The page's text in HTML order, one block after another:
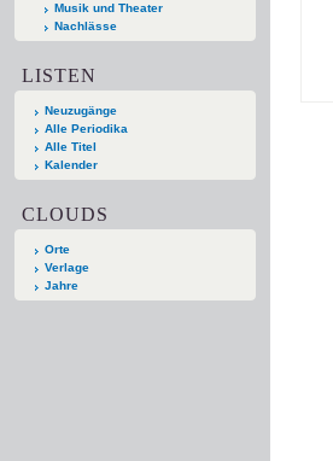
Musik und Theater
Nachlässe
LISTEN
Neuzugänge
Alle Periodika
Alle Titel
Kalender
CLOUDS
Orte
Verlage
Jahre